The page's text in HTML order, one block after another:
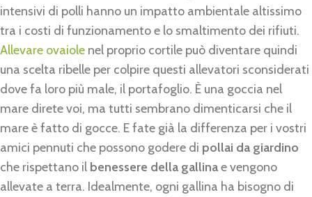
intensivi di polli hanno un impatto ambientale altissimo
tra i costi di funzionamento e lo smaltimento dei rifiuti.
Allevare ovaiole nel proprio cortile può diventare quindi
una scelta ribelle per colpire questi allevatori sconsiderati
dove fa loro più male, il portafoglio. È una goccia nel
mare direte voi, ma tutti sembrano dimenticarsi che il
mare è fatto di gocce. E fate già la differenza per i vostri
amici pennuti che possono godere di pollai da giardino
che rispettano il benessere della gallinae vengono
allevate a terra. Idealmente, ogni gallina ha bisogno di